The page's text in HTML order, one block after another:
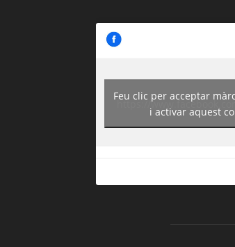
https://
Feu clic per acceptar
i activar aquest